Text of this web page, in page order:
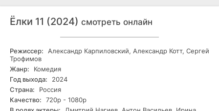
Ёлки 11 (2024) смотреть онлайн
Режиссер:
Александр Карпиловский, Александр Котт, Сергей
Трофимов
Жанр:
Комедия
Год выхода:
2024
Страна:
Россия
Качество:
720р - 1080р